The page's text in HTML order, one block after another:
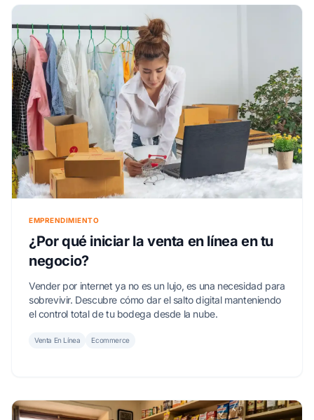
EMPRENDIMIENTO
¿Por qué iniciar la venta en línea en tu
negocio?
Vender por internet ya no es un lujo, es una necesidad para
sobrevivir. Descubre cómo dar el salto digital manteniendo
el control total de tu bodega desde la nube.
Venta En Línea Ecommerce